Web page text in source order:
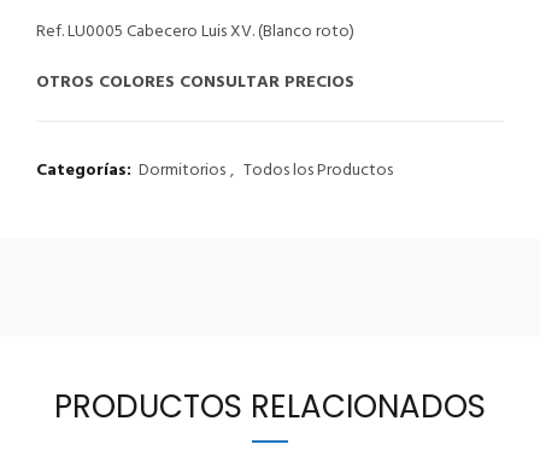
Ref. LU0005 Cabecero Luis XV. (Blanco roto)
OTROS COLORES CONSULTAR PRECIOS
Categorías: Dormitorios, Todos los Productos
PRODUCTOS RELACIONADOS